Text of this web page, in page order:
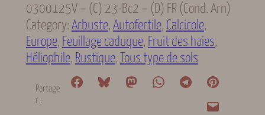
0300125V – (C) 23-Bc2 – (D) FR (cond. Arn)
Category: Arbuste, Autofertile, Calcicole
Europe, Feuillage caduque, Fruit des haies
Héliophile, Rustique, Tous type de sols
Partage
r :